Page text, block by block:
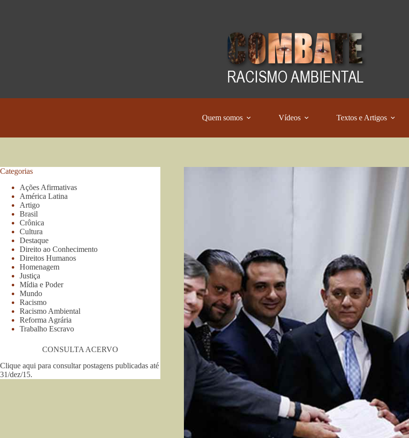
Quem somos Vídeos Textos e Artigos
Categorias
Ações Afirmativas
América Latina
Artigo
Brasil
Crônica
Cultura
Destaque
Direito ao Conhecimento
Direitos Humanos
Homenagem
Justiça
Mídia e Poder
Mundo
Racismo
Racismo Ambiental
Reforma Agrária
Trabalho Escravo
CONSULTA ACERVO
Clique aqui para consultar postagens publicadas até
31/dez/15.